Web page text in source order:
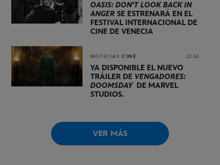
OASIS: DON'T LOOK BACK IN
ANGER SE ESTRENARÁ EN EL
FESTIVAL INTERNACIONAL DE
CINE DE VENECIA
NOTICIAS CINE 22 Jul.
YA DISPONIBLE EL NUEVO
TRÁILER DE VENGADORES:
DOOMSDAYDE MARVEL
STUDIOS.
VER MÁS